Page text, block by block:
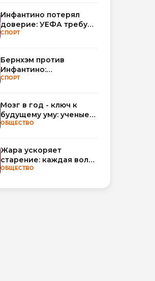
Инфантино потерял
доверие: УЕФА требует
смены руководства
СПОРТ
Бернхэм против
Инфантино:
политический кризис в
СПОРТ
Мозг в год - ключ к
будущему уму: ученые
научились
ОБЩЕСТВО
Жара ускоряет
старение: каждая волна
тепла добавляет
биологического
ОБЩЕСТВО